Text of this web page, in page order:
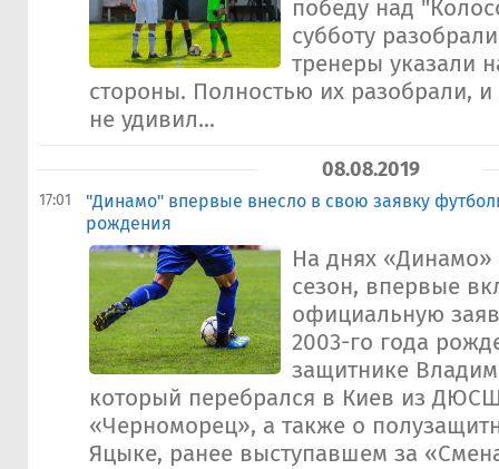
победу над
субботу
тренеры указали
стороны. Полностью их разобрали,
не удивил...
08.08.2019
17:01
"Динамо" впервые внесло в свою заявку
рождения
На днях «Динамо»
сезон, впервые
официальную
2003-го года
защитнике
который перебрался в Киев из
«Черноморец», а также о
Яцыке, ранее выступавшем за